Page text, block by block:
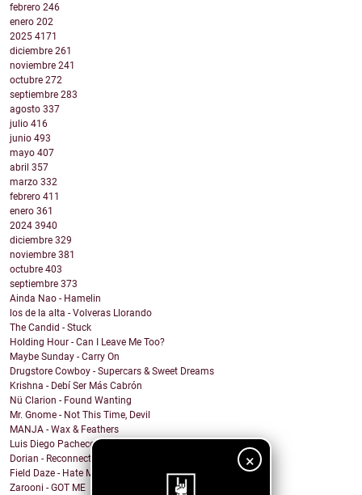
×
febrero 246
enero 202
2025 4171
diciembre 261
noviembre 241
octubre 272
septiembre 283
agosto 337
julio 416
junio 493
mayo 407
abril 357
marzo 332
febrero 411
enero 361
2024 3940
diciembre 329
noviembre 381
octubre 403
septiembre 373
Ainda Nao - Hamelin
los de la alta - Volveras Llorando
The Candid - Stuck
Holding Hour - Can I Leave Me Too?
Maybe Sunday - Carry On
Drugstore Cowboy - Supercars & Sweet Dreams
Krishna - Debí Ser Más Cabrón
Nü Clarion - Found Wanting
Mr. Gnome - Not This Time, Devil
MANJA - Wax & Feathers
Luis Diego Pacheco - Magic Girl
Dorian - Reconnected
Field Daze - Hate Me
Zarooni - GOT ME